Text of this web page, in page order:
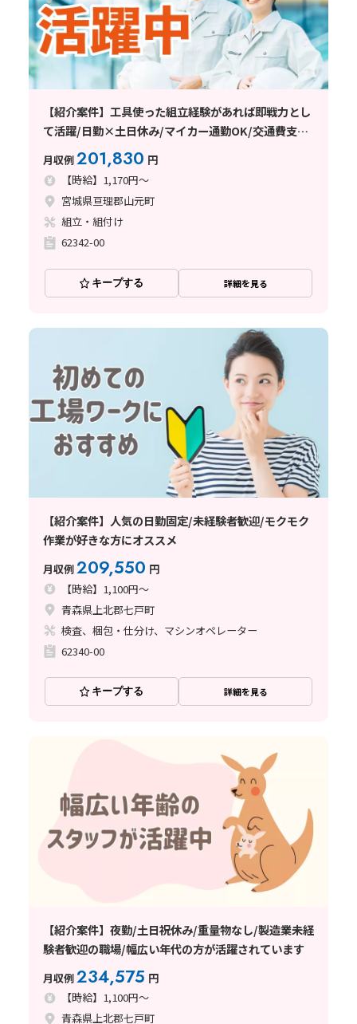
【紹介案件】工具使った組立経験があれば即戦力とし
て活躍/日勤×土日休み/マイカー通勤OK/交通費支給
月収例201,830 円
【時給】1,170円～
宮城県亘理郡山元町
組立・組付け
62342-00
キープする 詳細を見る
【紹介案件】人気の日勤固定/未経験者歓迎/モクモク
作業が好きな方にオススメ
月収例209,550 円
【時給】1,100円～
青森県上北郡七戸町
検査、梱包・仕分け、マシンオペレーター
62340-00
キープする 詳細を見る
【紹介案件】夜勤/土日祝休み/重量物なし/製造業未経
験者歓迎の職場/幅広い年代の方が活躍されています
月収例234,575 円
【時給】1,100円～
青森県上北郡七戸町